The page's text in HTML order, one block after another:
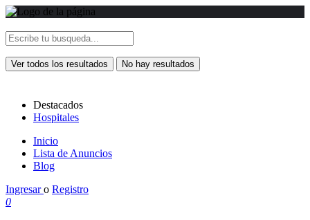
Ver todos los resultados No hay resultados
Destacados
Hospitales
Inicio
Lista de Anuncios
Blog
Ingresaro Registro
0